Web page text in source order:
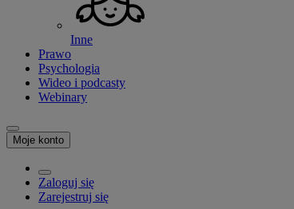
Inne
Prawo
Psychologia
Wideo i podcasty
Webinary
Moje konto
Zaloguj się
Zarejestruj się